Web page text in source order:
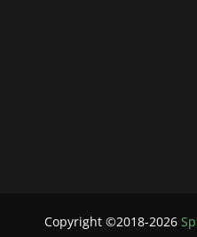
Copyright ©2018-2026